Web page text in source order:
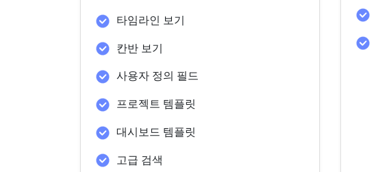
타임라인 보기
칸반 보기
사용자 정의 필드
프로젝트 템플릿
대시보드 템플릿
고급 검색